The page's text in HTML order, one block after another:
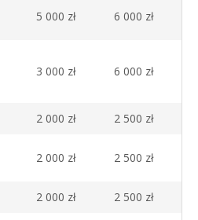
5 000 zł 6 000 zł
3 000 zł 6 000 zł
2 000 zł 2 500 zł
2 000 zł 2 500 zł
2 000 zł 2 500 zł